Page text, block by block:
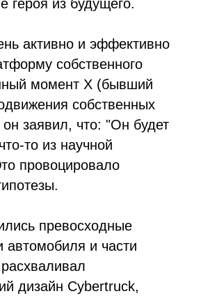
героя из будущего.
активно и эффективно
собственного
момент X (бывший
собственных
он заявил, что: "Он будет
то из научной
провоцировало
превосходные
автомобиля и части
дизайн Cybertruck,